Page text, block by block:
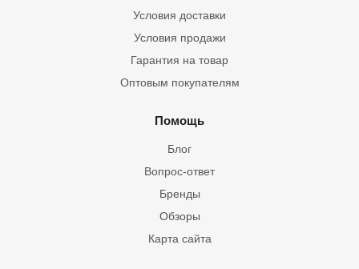
Условия доставки
Условия продажи
Гарантия на товар
Оптовым покупателям
Помощь
Блог
Вопрос-ответ
Бренды
Обзоры
Карта сайта